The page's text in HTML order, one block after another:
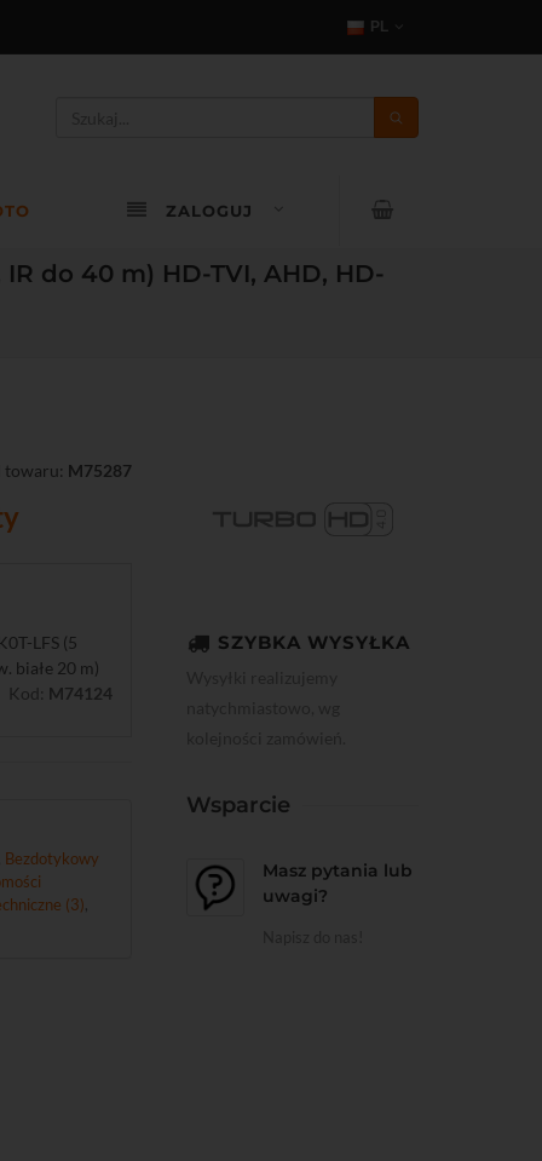
PL
ZALOGUJ
do 40 m) HD-TVI, AHD, HD-
towaru: M75287
LFS (5
białe 20 m)
Kod: M74124
Bezdotykowy
(3)
SZYBKA WYSYŁKA
Wsparcie
Masz pytania lub
uwagi?